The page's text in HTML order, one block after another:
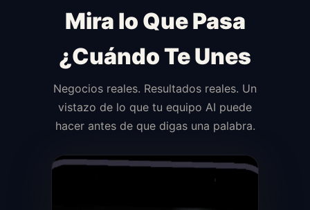
Mira lo Que Pasa
¿Cuándo Te Unes
Negocios reales. Resultados reales. Un
vistazo de lo que tu equipo AI puede
hacer antes de que digas una palabra.